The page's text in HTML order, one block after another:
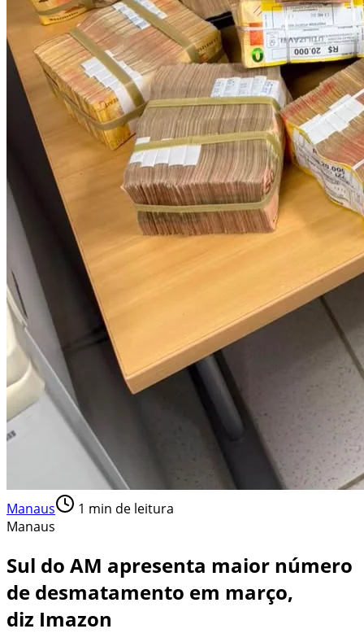
Manaus 1 min de leitura
Manaus
Sul do AM apresenta maior número
de desmatamento em março,
diz Imazon